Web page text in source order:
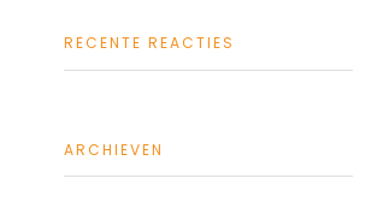
RECENTE REACTIES
ARCHIEVEN